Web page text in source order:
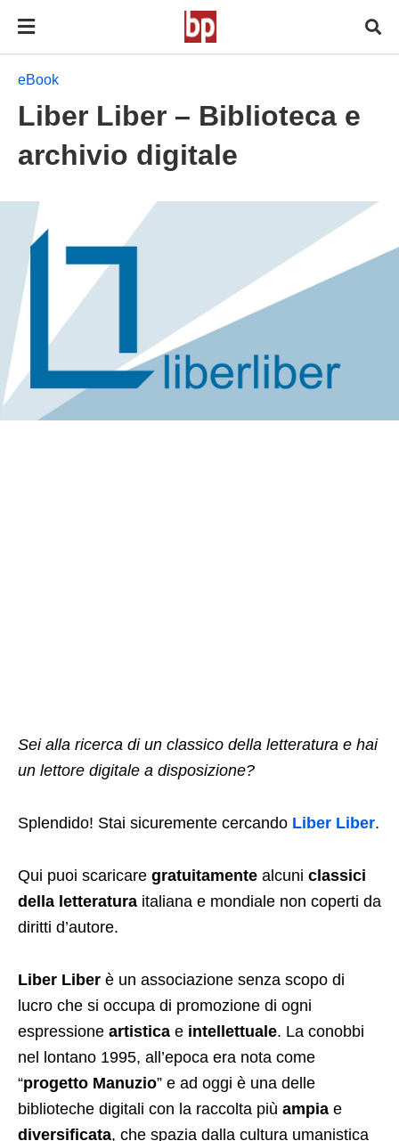
eBook
Liber Liber – Biblioteca e
archivio digitale
Sei alla ricerca di un classico della letteratura e hai
un lettore digitale a disposizione?
Splendido! Stai sicuremente cercando Liber Liber.
Qui puoi scaricare gratuitamente alcuni classici
della letteratura italiana e mondiale non coperti da
diritti d’autore.
Liber Liber è un associazione senza scopo di
lucro che si occupa di promozione di ogni
espressione artistica e intellettuale. La conobbi
nel lontano 1995, all’epoca era nota come
“progetto Manuzio” e ad oggi è una delle
biblioteche digitali con la raccolta più ampia e
diversificata, che spazia dalla cultura umanistica